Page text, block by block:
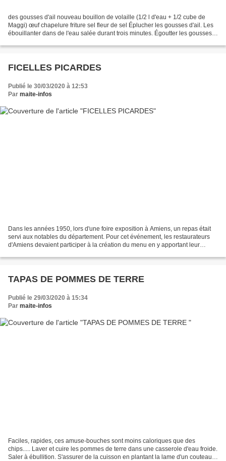
des gousses d'ail nouveau bouillon de volaille (1/2 l d'eau + 1/2 cube de
Maggi) œuf chapelure friture sel fleur de sel Éplucher les gousses d'ail. Les
ébouillanter dans de l'eau salée durant trois minutes. Égoutter les gousses
FICELLES PICARDES
Publié le 30/03/2020 à 12:53
Par maite-infos
Dans les années 1950, lors d'une foire exposition à Amiens, un repas était
servi aux notables du département. Pour cet événement, les restaurateurs
d'Amiens devaient participer à la création du menu en y apportant leur
TAPAS DE POMMES DE TERRE
Publié le 29/03/2020 à 15:34
Par maite-infos
Faciles, rapides, ces amuse-bouches sont moins caloriques que des
chips..... Laver et cuire les pommes de terre dans une casserole d'eau froide.
Saler à ébullition. S'assurer de la cuisson en plantant la lame d'un couteau.